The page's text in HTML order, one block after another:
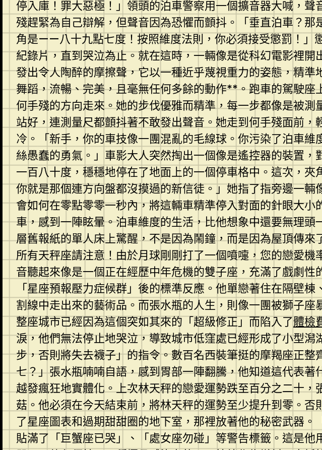
停入庫！罪大惡極！」領頭的泊車警察用一個擴音器大喊，
殘趕緊為自己辯解，但聲音因為恐懼而顫抖。「垂直泊車？那
角是——八十九點七度！按照維度法則，你必須接受懲罰！」
紀錄片，直到哭泣為止。就在這時，一輛像是從科幻電影裡
發出令人陶醉的摩擦聲，它以一種近乎蔑視重力的姿態，精
舞蹈，流暢、完美，且毫無任何多餘的動作**。跑車的駕駛
何手殘的方向走來。她的步伐優雅而精準，每一步都像是被
站好，連測量尺都顫抖著不敢發出聲音。她走到何手殘面前，
冷。「新手，你的車技像一團混亂的毛線球。你污染了泊車
絲愚蠢的勇氣。」車影大人突然掏出一個像是遙控器的裝置
一百八十度，穩穩地停在了地面上的一個停車格中。這次，
你就是那個連方向盤都沒摸過的新信徒。」她指了指旁邊一
會如何在零點零零一秒內，將這輛車精準停入對面的針眼大
車，感到一陣眩暈。泊車維度的生活，比他想象中還要無理
層舊報紙的單人床上驚醒，不是因為鬧鐘，而是因為屋頂傳
所有天秤座請注意！由於月球剛剛打了一個噴嚏，您的戀愛
音聽起來像是一個正在經歷中年危機的雙子座，充滿了戲劇
「星座預報壓力症候群」後的標準反應。他單戀著住在隔壁
割線中走出來的藝術品。而張水瓶的人生，則像一團被獅子
整座城市已經因為這個突如其來的「超級修正」而陷入了體檢
淚，他們無法停止地哭泣，導致城市低窪處已經形成了小型
步，否則將失去襪子」的指令。數百名西裝筆挺的摩羯座正
七？」張水瓶喃喃自語，感到胃部一陣翻騰，他知道這代表
越發瘋狂地實體化。上次林天秤的戀愛運勢跌至百分之二十
菇。他必須在今天結束前，將林天秤的運勢至少提升到零。
了星座圖表和過期甜甜圈的地下室，那裡放著他的秘密武器
貼滿了「巨蟹座已哭」、「處女座勿碰」等警告標籤。這是